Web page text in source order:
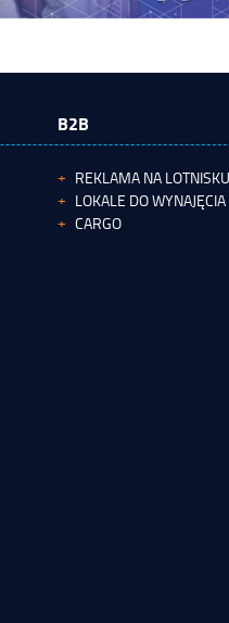
B2B
REKLAMA NA LOTNISKU
LOKALE DO WYNAJĘCIA
CARGO